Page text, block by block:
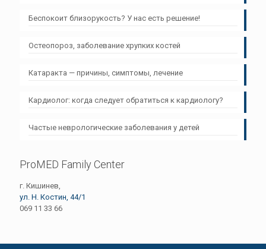
Беспокоит близорукость? У нас есть решение!
Остеопороз, заболевание хрупких костей
Катаракта — причины, симптомы, лечение
Кардиолог: когда следует обратиться к кардиологу?
Частые неврологические заболевания у детей
ProMED Family Center
г. Кишинев,
ул. Н. Костин, 44/1
069 11 33 66